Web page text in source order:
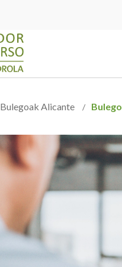
Bulegoak Alicante